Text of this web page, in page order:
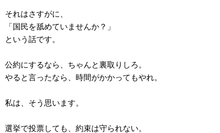
それはさすがに、
「国民を舐めていませんか？」
という話です。
公約にするなら、ちゃんと裏取りしろ。
やると言ったなら、時間がかかってもやれ。
私は、そう思います。
選挙で投票しても、約束は守られない。